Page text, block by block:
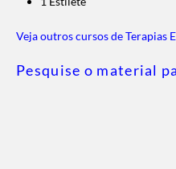
Veja outros cursos de Terapias
Pesquise o material